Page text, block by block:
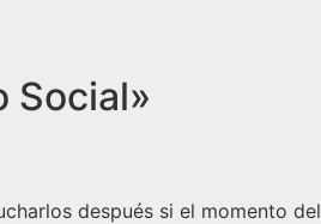
Social»
después si el momento del